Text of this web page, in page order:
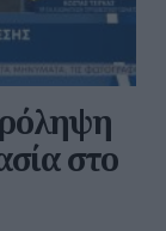
στο